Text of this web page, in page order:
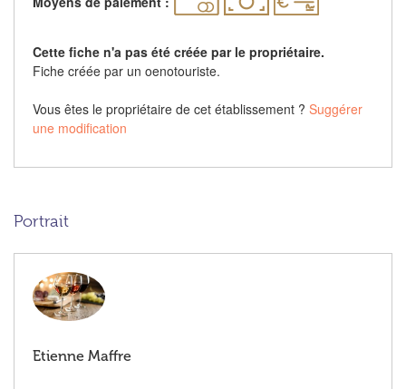
Cette fiche n'a pas été créée par le propriétaire.
Fiche créée par un oenotouriste.
Vous êtes le propriétaire de cet établissement ? Suggérer
une modification
Portrait
Etienne Maffre